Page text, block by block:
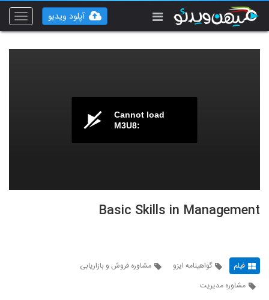
Toggle
آپلود ویدیو
Cannot load
M3U8:
Basic Skills in Management
فیلم گواهینامه ایزو
مشاوره فروش و بازاریابی
مشاوره مدیریت